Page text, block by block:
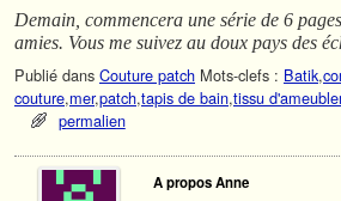
Demain, commencera une série de 6
amies. Vous me suivez au doux pays des
Publié dans Couture patch Mots-clefs : Batik,
couture,mer,patch,tapis de bain,tissu
permalien
A propos Anne